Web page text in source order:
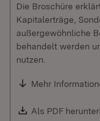
Die Broschüre
Kapitalerträge,
außergewöhnliche
behandelt werden
nutzen.
Mehr
Download:
Als PDF